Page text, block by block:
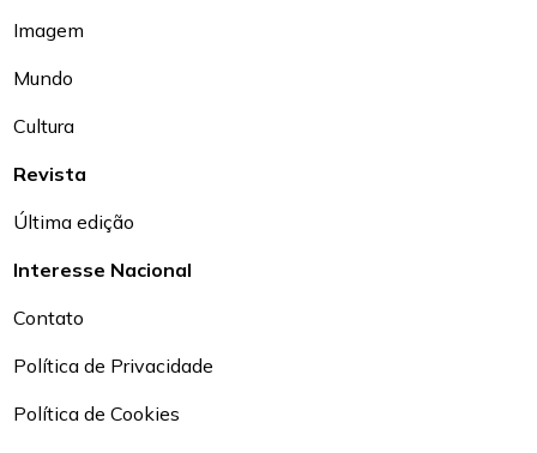
Imagem
Mundo
Cultura
Revista
Última edição
Interesse Nacional
Contato
Política de Privacidade
Política de Cookies